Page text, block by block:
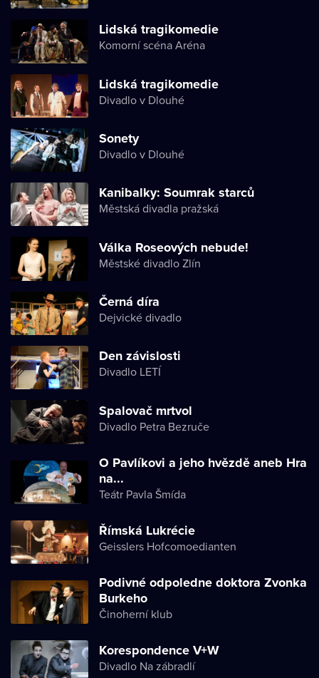
Lidská tragikomedie
Komorní scéna Aréna
Lidská tragikomedie
Divadlo v Dlouhé
Sonety
Divadlo v Dlouhé
Kanibalky: Soumrak starců
Městská divadla pražská
Válka Roseových nebude!
Městské divadlo Zlín
Černá díra
Dejvické divadlo
Den závislosti
Divadlo LETÍ
Spalovač mrtvol
Divadlo Petra Bezruče
O Pavlíkovi a jeho hvězdě aneb Hra
na...
Teátr Pavla Šmída
Římská Lukrécie
Geisslers Hofcomoedianten
Podivné odpoledne doktora Zvonka
Burkeho
Činoherní klub
Korespondence V+W
Divadlo Na zábradlí